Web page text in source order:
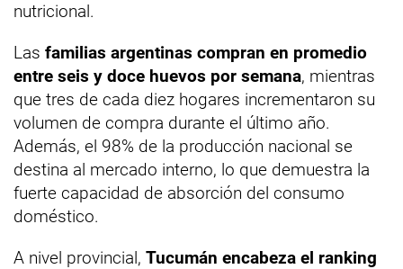
nutricional.
Las familias argentinas compran en promedio
entre seis y doce huevos por semana, mientras
que tres de cada diez hogares incrementaron su
volumen de compra durante el último año.
Además, el 98% de la producción nacional se
destina al mercado interno, lo que demuestra la
fuerte capacidad de absorción del consumo
doméstico.
A nivel provincial, Tucumán encabeza el ranking